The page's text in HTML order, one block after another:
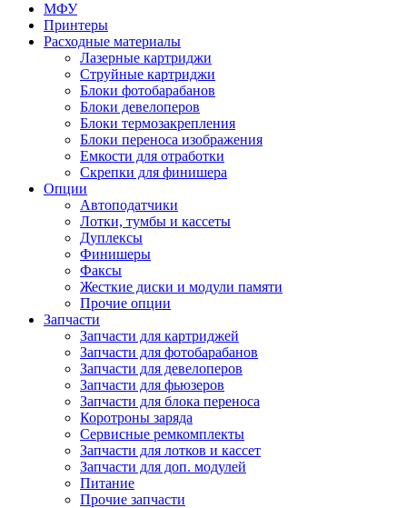
МФУ
Принтеры
Расходные материалы
Лазерные картриджи
Струйные картриджи
Блоки фотобарабанов
Блоки девелоперов
Блоки термозакрепления
Блоки переноса изображения
Емкости для отработки
Скрепки для финишера
Опции
Автоподатчики
Лотки, тумбы и кассеты
Дуплексы
Финишеры
Факсы
Жесткие диски и модули памяти
Прочие опции
Запчасти
Запчасти для картриджей
Запчасти для фотобарабанов
Запчасти для девелоперов
Запчасти для фьюзеров
Запчасти для блока переноса
Коротроны заряда
Сервисные ремкомплекты
Запчасти для лотков и кассет
Запчасти для доп. модулей
Питание
Прочие запчасти